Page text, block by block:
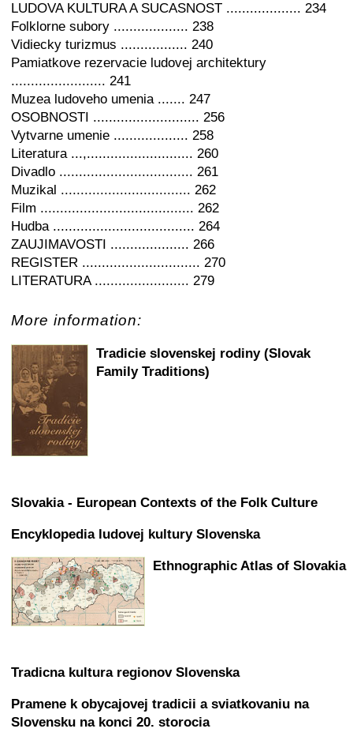
LUDOVA KULTURA A SUCASNOST ................... 234
Folklorne subory ................... 238
Vidiecky turizmus ................. 240
Pamiatkove rezervacie ludovej architektury
........................ 241
Muzea ludoveho umenia ....... 247
OSOBNOSTI ........................... 256
Vytvarne umenie ................... 258
Literatura ...,........................... 260
Divadlo .................................. 261
Muzikal ................................. 262
Film ....................................... 262
Hudba .................................... 264
ZAUJIMAVOSTI .................... 266
REGISTER .............................. 270
LITERATURA ........................ 279
More information:
Tradicie slovenskej rodiny (Slovak
Family Traditions)
Slovakia - European Contexts of the Folk Culture
Encyklopedia ludovej kultury Slovenska
Ethnographic Atlas of Slovakia
Tradicna kultura regionov Slovenska
Pramene k obycajovej tradicii a sviatkovaniu na
Slovensku na konci 20. storocia